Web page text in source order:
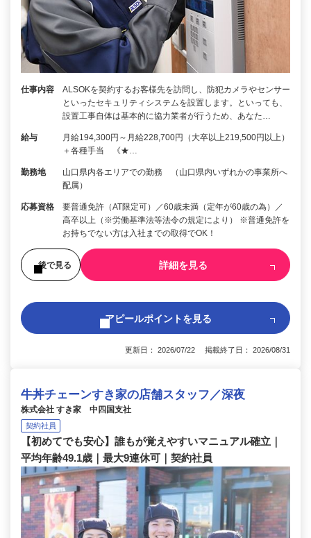
仕事内容
ALSOKを契約するお客様先を訪問し、防犯カメラやセンサー
といったセキュリティシステムを設置します。といっても、
設置工事自体は基本的に協力業者が行うため、あなた…
給与
月給194,300円～月給228,700円（大卒以上219,500円以上）
＋各種手当 《★…
勤務地
山口県内各エリアでの勤務 （山口県内いずれかの事業所へ
配属）
応募資格
要普通免許（AT限定可）／60歳未満（定年が60歳の為）／
高卒以上（※労働基準法等法令の規定により） ※普通免許を
お持ちでない方は入社までの取得でOK！
後で見る 詳細を見る
アピールポイントを見る
更新日： 2026/07/22 掲載終了日： 2026/08/31
牛丼チェーンすき家の店舗スタッフ／深夜
株式会社 すき家 中四国支社
契約社員
【初めてでも安心】誰もが覚えやすいマニュアル確立｜
平均年齢49.1歳｜最大9連休可｜契約社員